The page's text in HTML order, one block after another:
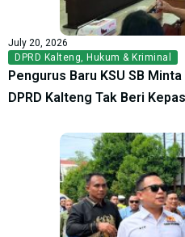
July 20, 2026
DPRD Kalteng, Hukum & Kriminal
Pengurus Baru KSU SB
DPRD Kalteng Tak Beri